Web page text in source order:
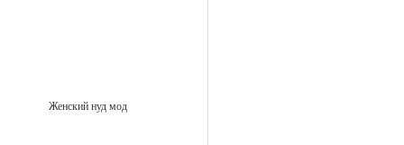
Женский нуд мод